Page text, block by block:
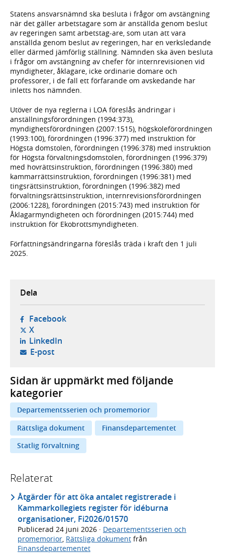
Statens ansvarsnämnd ska besluta i frågor om avstängning
när det gäller arbetstagare som är anställda genom beslut
av regeringen samt arbetstag-are, som utan att vara
anställda genom beslut av regeringen, har en verksledande
eller därmed jämförlig ställning. Nämnden ska även besluta
i frågor om avstängning av chefer för internrevisionen vid
myndigheter, åklagare, icke ordinarie domare och
professorer, i de fall ett förfarande om avskedande har
inletts hos nämnden.
Utöver de nya reglerna i LOA föreslås ändringar i
anställningsförordningen (1994:373),
myndighetsförordningen (2007:1515), högskoleförordningen
(1993:100), förordningen (1996:377) med instruktion för
Högsta domstolen, förordningen (1996:378) med instruktion
för Högsta förvaltningsdomstolen, förordningen (1996:379)
med hovrättsinstruktion, förordningen (1996:380) med
kammarrättsinstruktion, förordningen (1996:381) med
tingsrättsinstruktion, förordningen (1996:382) med
förvaltningsrättsinstruktion, internrevisionsförordningen
(2006:1228), förordningen (2015:743) med instruktion för
Åklagarmyndigheten och förordningen (2015:744) med
instruktion för Ekobrottsmyndigheten.
Författningsändringarna föreslås träda i kraft den 1 juli
2025.
Dela
Facebook- öppnas i ny flik, extern webbplats,
X- öppnas i ny flik, extern webbplats,
LinkedIn- öppnas i ny flik, extern webbplats,
E-post- öppnar din e-postklient,
Sidan är uppmärkt med följande
kategorier
Departementsserien och promemorior
Rättsliga dokument
Finansdepartementet
Statlig förvaltning
Relaterat
Åtgärder för att öka antalet registrerade i
Kammarkollegiets register för idéburna
organisationer, Fi2026/01570
Publicerad 24 juni 2026 · Departementsserien och
promemorior, Rättsliga dokument från
Finansdepartementet